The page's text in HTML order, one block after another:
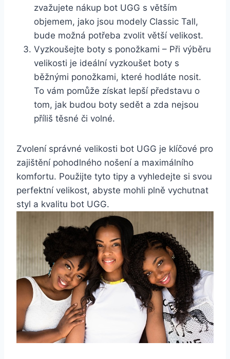
zvažujete nákup bot UGG ​s větším
objemem, jako jsou modely Classic Tall,
bude možná‍ potřeba​ zvolit⁢ větší ⁣velikost.
Vyzkoušejte boty s ponožkami⁤ – ⁣Při výběru⁢
velikosti je ⁢ideální vyzkoušet boty s
běžnými ‍ponožkami, které⁢ hodláte ‍nosit.
To vám ‍pomůže získat lepší představu o
tom, ‌jak budou boty sedět a zda nejsou
příliš těsné či volné.
Zvolení ⁢správné ​velikosti⁢ bot‍ UGG je klíčové pro
zajištění⁣ pohodlného ⁤nošení ⁢a maximálního
komfortu.‌ Použijte tyto tipy a vyhledejte ‍si ⁤svou
perfektní velikost, ⁢abyste⁤ mohli plně⁢ vychutnat
styl a kvalitu bot UGG.